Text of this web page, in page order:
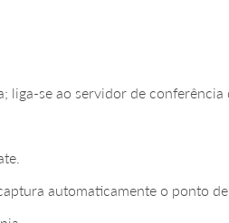
liga-se ao servidor de
automaticamente o ponto